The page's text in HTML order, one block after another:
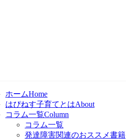
ホームHome
はぴねす子育てとはAbout
コラム一覧Column
コラム一覧
発達障害関連のおススメ書籍